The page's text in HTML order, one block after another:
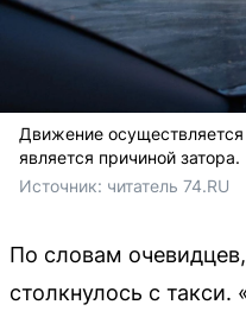
Движение осуществляется
является причиной затора.
Источник: читатель 74.RU
По словам
столкнулось с